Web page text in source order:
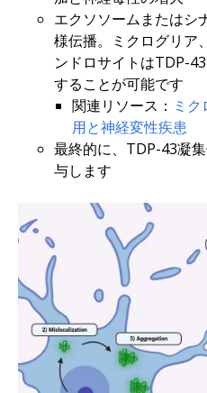
エクソソームまたはシ
様伝播。ミクログリア
ンドロサイトはTDP-
することが可能です
関連リソース： ミ
用と神経変性疾患
最終的に、TDP-43凝
与します